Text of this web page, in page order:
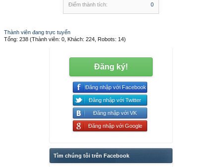
Điểm thành tích:
0
Thành viên đang trực tuyến
Tổng: 238 (Thành viên: 0, Khách: 224, Robots: 14)
Đăng ký!
Đăng nhập với Facebook
Đăng nhập với Twitter
Đăng nhập với VK
Đăng nhập với Google
Tìm chúng tôi trên Facebook